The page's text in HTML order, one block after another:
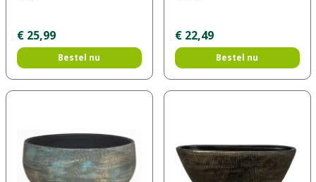
€ 25,99
Bestel nu
€ 22,49
Bestel nu